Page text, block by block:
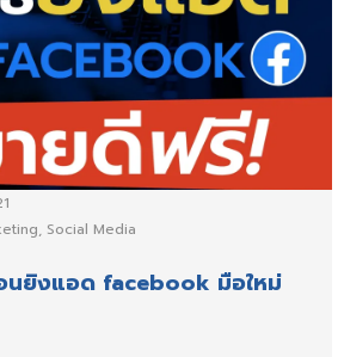
, Social Media
นยิงแอด facebook มือใหม่